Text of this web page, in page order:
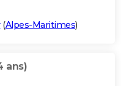
(Alpes-Maritimes)
ans)